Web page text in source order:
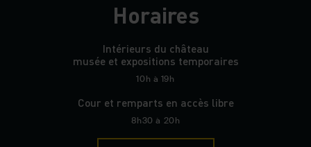
Horaires
Intérieurs du château
musée et expositions temporaires
10h à 19h
Cour et remparts en accès libre
8h30 à 20h